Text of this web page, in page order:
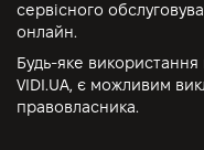
сервісного
онлайн.
Будь-яке використання
VIDI.UA, є можливим
правовласника.